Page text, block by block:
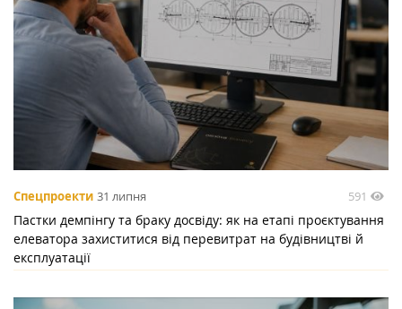
Спецпроекти 31 липня 591
Пастки демпінгу та браку досвіду: як на етапі проєктування
елеватора захиститися від перевитрат на будівництві й
експлуатації